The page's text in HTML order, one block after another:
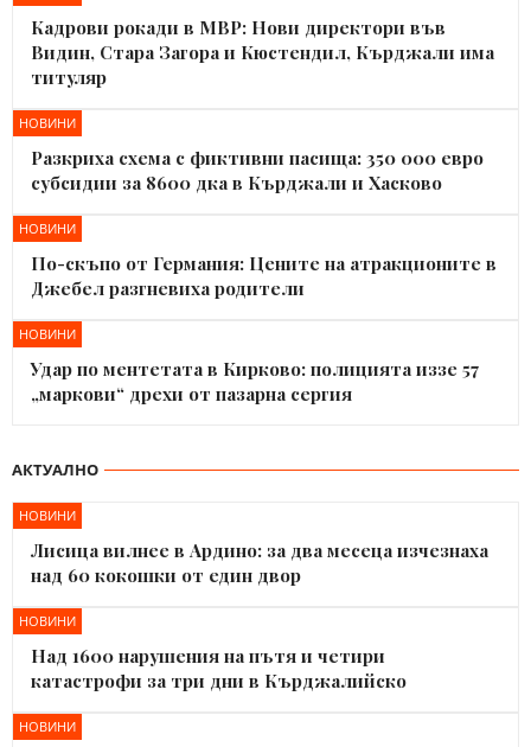
Кадрови рокади в МВР: Нови директори във
Видин, Стара Загора и Кюстендил, Кърджали има
титуляр
НОВИНИ
Разкриха схема с фиктивни пасища: 350 000 евро
субсидии за 8600 дка в Кърджали и Хасково
НОВИНИ
По-скъпо от Германия: Цените на атракционите в
Джебел разгневиха родители
НОВИНИ
Удар по ментетата в Кирково: полицията иззе 57
„маркови“ дрехи от пазарна сергия
АКТУАЛНО
НОВИНИ
Лисица вилнее в Ардино: за два месеца изчезнаха
над 60 кокошки от един двор
НОВИНИ
Над 1600 нарушения на пътя и четири
катастрофи за три дни в Кърджалийско
НОВИНИ